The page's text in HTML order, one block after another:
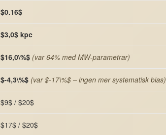
$0.16$
$3,0$ kpc
$16,0\%$ (var 64% med MW-parametrar)
$-4,3\%$ (var $-17\%$ – ingen mer systematisk bias)
$9$ / $20$
$17$ / $20$